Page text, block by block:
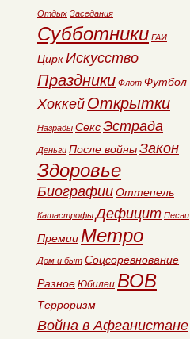
Отдых Заседания
Субботники ГАИ
ЦиркИскусство
Праздники Флот Футбол
Хоккей Открытки
Награды СексЭстрада
Деньги После войныЗакон
Здоровье
БиографииОттепель
Катастрофы Дефицит Песни
Премии Метро
Дом и быт Соцсоревнование
Разное Юбилеи ВОВ
Терроризм
Война в Афганистане